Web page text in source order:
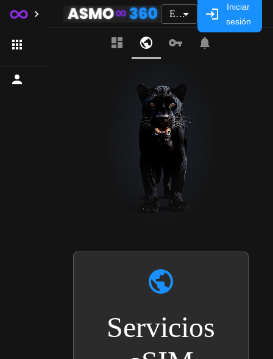
ES
Iniciar
sesión
Servicios